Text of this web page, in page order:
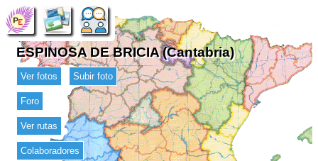
ESPINOSA DE BRICIA (Cantabria)
Ver fotos Subir foto
Foro
Ver rutas
Colaboradores